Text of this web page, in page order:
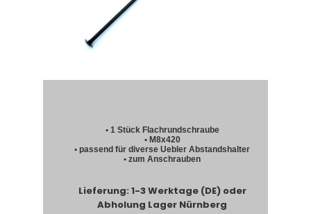
• 1 Stück Flachrundschraube
• M8x420
• passend für diverse Uebler Abstandshalter
• zum Anschrauben
Lieferung: 1-3 Werktage (DE) oder
Abholung Lager Nürnberg